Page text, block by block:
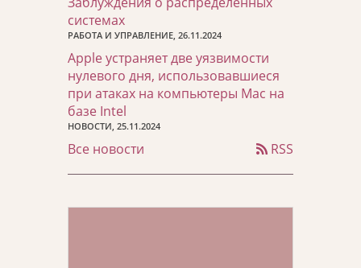
системах
РАБОТА И УПРАВЛЕНИЕ, 26.11.2024
Apple устраняет две уязвимости
нулевого дня, использовавшиеся
при атаках на компьютеры Mac на
базе Intel
НОВОСТИ, 25.11.2024
Все новости RSS